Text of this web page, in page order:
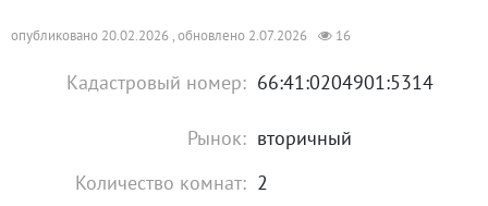
опубликовано 20.02.2026 , обновлено 2.07.2026 16
Кадастровый номер: 66:41:0204901:5314
Рынок: вторичный
Количество комнат: 2